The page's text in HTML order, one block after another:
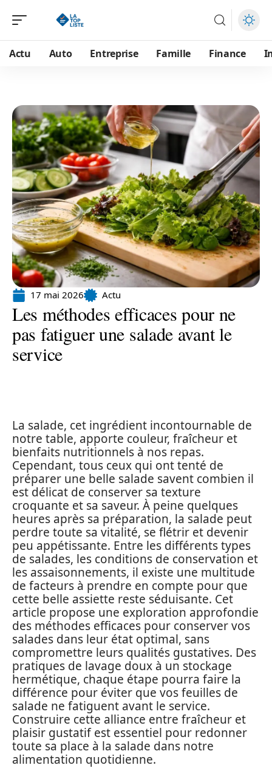
Actu Auto Entreprise Famille Finance
17 mai 2026 Actu
Les méthodes efficaces pour ne
pas fatiguer une salade avant le
service
La salade, cet ingrédient incontournable de
notre table, apporte couleur, fraîcheur et
bienfaits nutritionnels à nos repas.
Cependant, tous ceux qui ont tenté de
préparer une belle salade savent combien il
est délicat de conserver sa texture
croquante et sa saveur. À peine quelques
heures après sa préparation, la salade peut
perdre toute sa vitalité, se flétrir et devenir
peu appétissante. Entre les différents types
de salades, les conditions de conservation et
les assaisonnements, il existe une multitude
de facteurs à prendre en compte pour que
cette belle assiette reste séduisante. Cet
article propose une exploration approfondie
des méthodes efficaces pour conserver vos
salades dans leur état optimal, sans
compromettre leurs qualités gustatives. Des
pratiques de lavage doux à un stockage
hermétique, chaque étape pourra faire la
différence pour éviter que vos feuilles de
salade ne fatiguent avant le service.
Construire cette alliance entre fraîcheur et
plaisir gustatif est essentiel pour redonner
toute sa place à la salade dans notre
alimentation quotidienne.